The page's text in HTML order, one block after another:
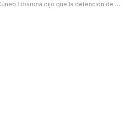
dijo que la detención de Demetrio es «arbitraria»